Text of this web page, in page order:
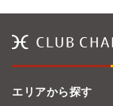
エリアから探す